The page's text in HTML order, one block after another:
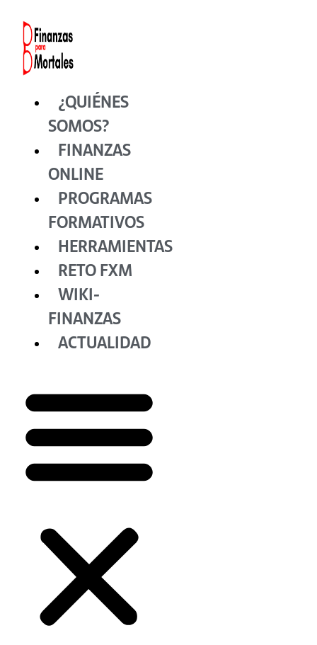
contenido
¿QUIÉNES
SOMOS?
FINANZAS
ONLINE
PROGRAMAS
FORMATIVOS
HERRAMIENTAS
RETO FXM
WIKI-
FINANZAS
ACTUALIDAD